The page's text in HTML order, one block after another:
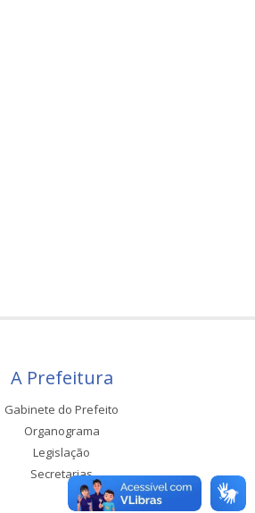
A Prefeitura
Gabinete do Prefeito
Organograma
Legislação
Secretarias